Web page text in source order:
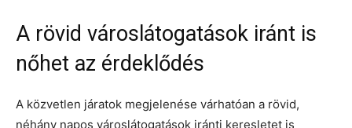
A rövid városlátogatások iránt is
nőhet az érdeklődés
A közvetlen járatok megjelenése várhatóan a rövid,
néhány napos városlátogatások iránti keresletet is